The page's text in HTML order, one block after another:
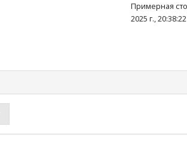
Примерная
2025 г.,